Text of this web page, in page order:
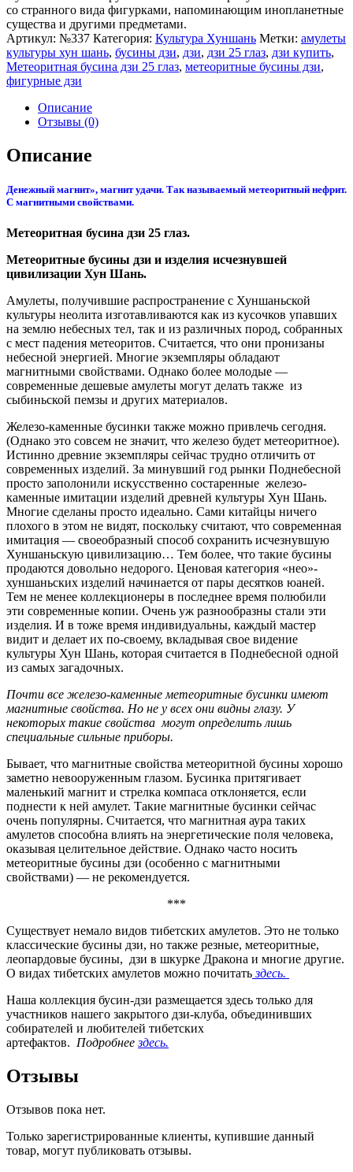
со странного вида фигурками, напоминающим инопланетные
существа и другими предметами.
Артикул: №337 Категория: Культура Хуншань Метки: амулеты
культуры хун шань, бусины дзи, дзи, дзи 25 глаз, дзи купить,
Метеоритная бусина дзи 25 глаз, метеоритные бусины дзи,
фигурные дзи
Описание
Отзывы (0)
Описание
Денежный магнит», магнит удачи. Так называемый метеоритный нефрит.
С магнитными свойствами.
Метеоритная бусина дзи 25 глаз.
Метеоритные бусины дзи и изделия исчезнувшей
цивилизации Хун Шань.
Амулеты, получившие распространение с Хуншаньской
культуры неолита изготавливаются как из кусочков упавших
на землю небесных тел, так и из различных пород, собранных
с мест падения метеоритов. Считается, что они пронизаны
небесной энергией. Многие экземпляры обладают
магнитными свойствами. Однако более молодые —
современные дешевые амулеты могут делать также из
сыбиньской пемзы и других материалов.
Железо-каменные бусинки также можно привлечь сегодня.
(Однако это совсем не значит, что железо будет метеоритное).
Истинно древние экземпляры сейчас трудно отличить от
современных изделий. За минувший год рынки Поднебесной
просто заполонили искусственно состаренные железо-
каменные имитации изделий древней культуры Хун Шань.
Многие сделаны просто идеально. Сами китайцы ничего
плохого в этом не видят, поскольку считают, что современная
имитация — своеобразный способ сохранить исчезнувшую
Хуншаньскую цивилизацию… Тем более, что такие бусины
продаются довольно недорого. Ценовая категория «нео»-
хуншаньских изделий начинается от пары десятков юаней.
Тем не менее коллекционеры в последнее время полюбили
эти современные копии. Очень уж разнообразны стали эти
изделия. И в тоже время индивидуальны, каждый мастер
видит и делает их по-своему, вкладывая свое видение
культуры Хун Шань, которая считается в Поднебесной одной
из самых загадочных.
Почти все железо-каменные метеоритные бусинки имеют
магнитные свойства. Но не у всех они видны глазу. У
некоторых такие свойства могут определить лишь
специальные сильные приборы.
Бывает, что магнитные свойства метеоритной бусины хорошо
заметно невооруженным глазом. Бусинка притягивает
маленький магнит и стрелка компаса отклоняется, если
поднести к ней амулет. Такие магнитные бусинки сейчас
очень популярны. Считается, что магнитная аура таких
амулетов способна влиять на энергетические поля человека,
оказывая целительное действие. Однако часто носить
метеоритные бусины дзи (особенно с магнитными
свойствами) — не рекомендуется.
***
Существует немало видов тибетских амулетов. Это не только
классические бусины дзи, но также резные, метеоритные,
леопардовые бусины, дзи в шкурке Дракона и многие другие.
О видах тибетских амулетов можно почитатьздесь.
Наша коллекция бусин-дзи размещается здесь только для
участников нашего закрытого дзи-клуба, объединивших
собирателей и любителей тибетских
артефактов. Подробнеездесь.
Отзывы
Отзывов пока нет.
Только зарегистрированные клиенты, купившие данный
товар, могут публиковать отзывы.